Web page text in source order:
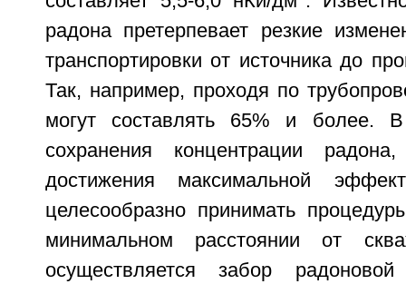
радона претерпевает резкие
транспортировки от источника до
Так, например, проходя по
могут составлять 65% и более.
сохранения концентрации
достижения максимальной
целесообразно принимать
минимальном расстоянии от
осуществляется забор